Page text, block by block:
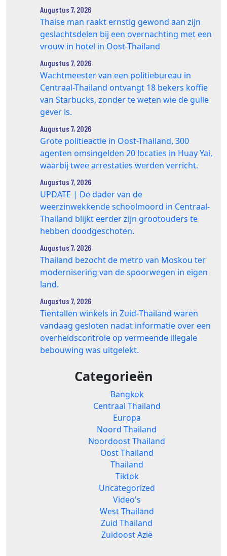
Augustus 7, 2026
Thaise man raakt ernstig gewond aan zijn
geslachtsdelen bij een overnachting met een
vrouw in hotel in Oost-Thailand
Augustus 7, 2026
Wachtmeester van een politiebureau in
Centraal-Thailand ontvangt 18 bekers koffie
van Starbucks, zonder te weten wie de gulle
gever is.
Augustus 7, 2026
Grote politieactie in Oost-Thailand, 300
agenten omsingelden 20 locaties in Huay Yai,
waarbij twee arrestaties werden verricht.
Augustus 7, 2026
UPDATE | De dader van de
weerzinwekkende schoolmoord in Centraal-
Thailand blijkt eerder zijn grootouders te
hebben doodgeschoten.
Augustus 7, 2026
Thailand bezocht de metro van Moskou ter
modernisering van de spoorwegen in eigen
land.
Augustus 7, 2026
Tientallen winkels in Zuid‑Thailand waren
vandaag gesloten nadat informatie over een
overheidscontrole op vermeende illegale
bebouwing was uitgelekt.
Categorieën
Bangkok
Centraal Thailand
Europa
Noord Thailand
Noordoost Thailand
Oost Thailand
Thailand
Tiktok
Uncategorized
Video's
West Thailand
Zuid Thailand
Zuidoost Azië